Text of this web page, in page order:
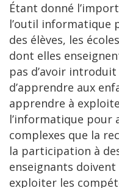
Étant donné
l’outil informatique
des élèves, les
dont elles
pas d’avoir introduit
d’apprendre aux
apprendre à
l’informatique pour
complexes que la
la participation à
enseignants
exploiter les